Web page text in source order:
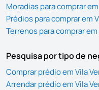
Moradias para comprar
Prédios para comprar em
Terrenos para comprar em
Pesquisa por tipo de
Comprar prédio em Vila
Arrendar prédio em Vila